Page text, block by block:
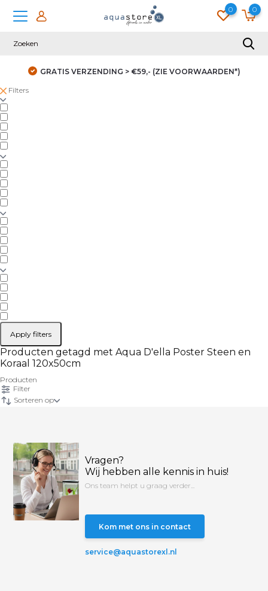
0 0
GRATIS VERZENDING > €59,- (ZIE VOORWAARDEN*)
Filters
Apply filters
Producten getagd met Aqua D'ella Poster Steen en
Koraal 120x50cm
Producten
Filter
Sorteren op
Vragen?
Wij hebben alle kennis in huis!
Ons team helpt u graag verder...
Kom met ons in contact
service@aquastorexl.nl